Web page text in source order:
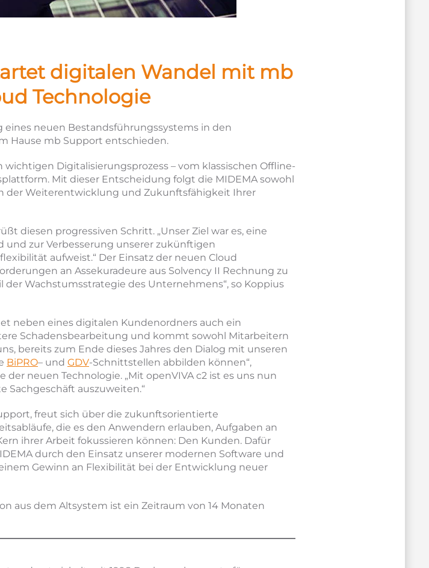
digitalen Wandel mit mb
Technologie
neuen Bestandsführungssystems in den
Hause mb Support entschieden.
Digitalisierungsprozess – vom klassischen Offline-
Mit dieser Entscheidung folgt die MIDEMA sowohl
der Weiterentwicklung und Zukunftsfähigkeit Ihrer
diesen progressiven Schritt. „Unser Ziel war es, eine
zur Verbesserung unserer zukünftigen
aufweist.“ Der Einsatz der neuen Cloud
an Assekuradeure aus Solvency II Rechnung zu
Wachstumsstrategie des Unternehmens“, so Koppius
neben eines digitalen Kundenordners auch ein
Schadensbearbeitung und kommt sowohl Mitarbeitern
bereits zum Ende dieses Jahres den Dialog mit unseren
BiPRO– und GDV-Schnittstellen abbilden können“,
neuen Technologie. „Mit openVIVA c2 ist es uns nun
Sachgeschäft auszuweiten.“
freut sich über die zukunftsorientierte
die es den Anwendern erlauben, Aufgaben an
ihrer Arbeit fokussieren können: Den Kunden. Dafür
durch den Einsatz unserer modernen Software und
Gewinn an Flexibilität bei der Entwicklung neuer
aus dem Altsystem ist ein Zeitraum von 14 Monaten